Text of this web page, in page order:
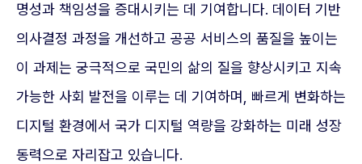
명성과 책임성을 증대시키는 데 기여합니다. 데이터 기반
의사결정 과정을 개선하고 공공 서비스의 품질을 높이는
이 과제는 궁극적으로 국민의 삶의 질을 향상시키고 지속
가능한 사회 발전을 이루는 데 기여하며, 빠르게 변화하는
디지털 환경에서 국가 디지털 역량을 강화하는 미래 성장
동력으로 자리잡고 있습니다.